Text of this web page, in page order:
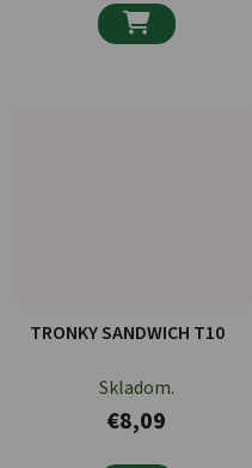

TRONKY SANDWICH T10
Skladom.
€8,09